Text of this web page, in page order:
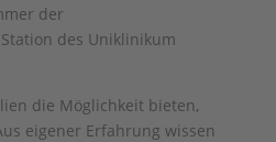
der
des Uniklinikum
die Möglichkeit bieten,
eigener Erfahrung wissen